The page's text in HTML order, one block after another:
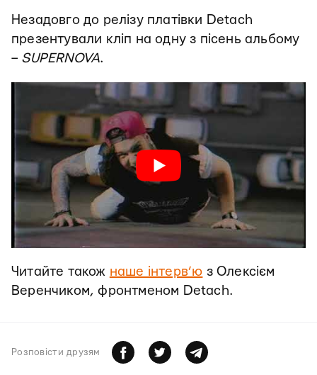
Незадовго до релізу платівки Detach
презентували кліп на одну з пісень альбому
– SUPERNOVA.
Читайте також наше інтерв’ю з Олексієм
Веренчиком, фронтменом Detach.
Розповiсти друзям